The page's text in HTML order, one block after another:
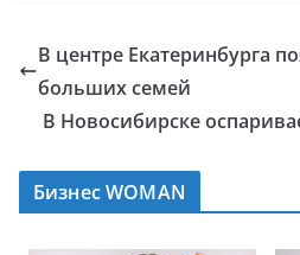
В центре Екатеринбурга
больших семей
В Новосибирске
Бизнес WOMAN